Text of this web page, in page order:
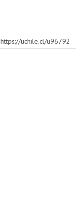
https://uchile.cl/u96792